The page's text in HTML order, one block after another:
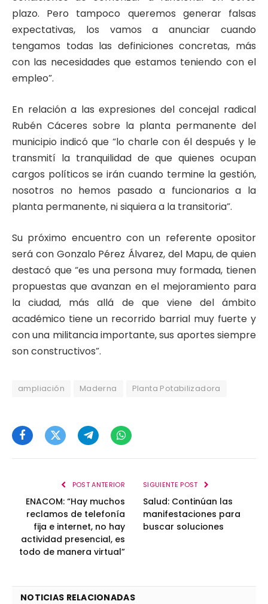
plazo. Pero tampoco queremos generar falsas
expectativas, los vamos a anunciar cuando
tengamos todas las definiciones concretas, más
con las necesidades que estamos teniendo con el
empleo”.
En relación a las expresiones del concejal radical
Rubén Cáceres sobre la planta permanente del
municipio indicó que “lo charle con él después y le
transmití la tranquilidad de que quienes ocupan
cargos políticos se irán cuando termine la gestión,
nosotros no hemos pasado a funcionarios a la
planta permanente, ni siquiera a la transitoria”.
Su próximo encuentro con un referente opositor
será con Gonzalo Pérez Álvarez, del Mapu, de quien
destacó que “es una persona muy formada, tienen
propuestas que avanzan en el mejoramiento para
la ciudad, más allá de que viene del ámbito
académico tiene un recorrido barrial muy fuerte y
con una militancia importante, sus aportes siempre
son constructivos”.
ampliación Maderna Planta Potabilizadora
FacebookTwitterTelegramWhatsApp
POST ANTERIOR
ENACOM: “Hay muchos
reclamos de telefonía
fija e internet, no hay
actividad presencial, es
todo de manera virtual”
SIGUIENTE POST
Salud: Continúan las
manifestaciones para
buscar soluciones
NOTICIAS RELACIONADAS